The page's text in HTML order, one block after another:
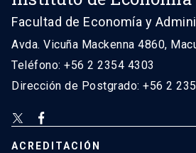
Facultad de Economía y
Avda. Vicuña Mackenna 4860,
Teléfono: +56 2 2354 4303
Dirección de Postgrado: +56 2
ACREDITACIÓN